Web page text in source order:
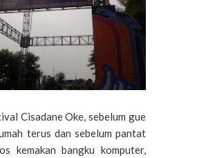
Cisadane Oke, sebelum gue
terus dan sebelum pantat
kemakan bangku komputer,